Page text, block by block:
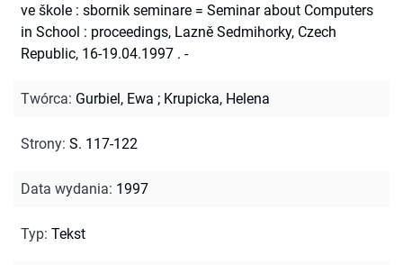
ve škole : sbornik seminare = Seminar about Computers
in School : proceedings, Lazně Sedmihorky, Czech
Republic, 16-19.04.1997 . -
Twórca: Gurbiel, Ewa ; Krupicka, Helena
Strony: S. 117-122
Data wydania: 1997
Typ: Tekst